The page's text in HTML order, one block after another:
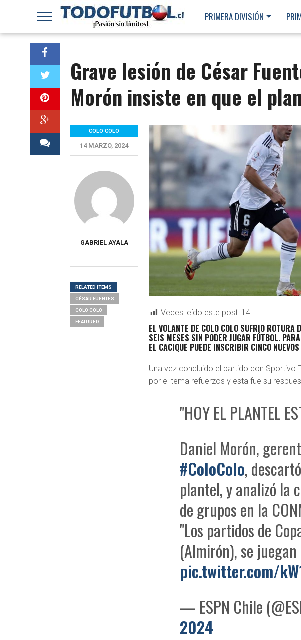
PRIMERA DIVISIÓN
Grave lesión de César
Morón insiste en que el
Veces leído este post: 14
EL VOLANTE DE COLO COLO SUFRIÓ ROTURA
SEIS MESES SIN PODER JUGAR FÚTBOL.
EL CACIQUE PUEDE INSCRIBIR CINCO
Una vez concluido el partido con Sportivo
por el tema refuerzos y esta fue su
"HOY EL PLANTEL
Daniel Morón,
#ColoColo,
plantel, y analizó la
de grupos en la
"Los partidos de
(Almirón), se
pic.twitter.com/
— ESPN Chile
2024
COLO COLO
14 MARZO, 2024
GABRIEL AYALA
RELATED ITEMS
CÉSAR FUENTES
COLO COLO
FEATURED